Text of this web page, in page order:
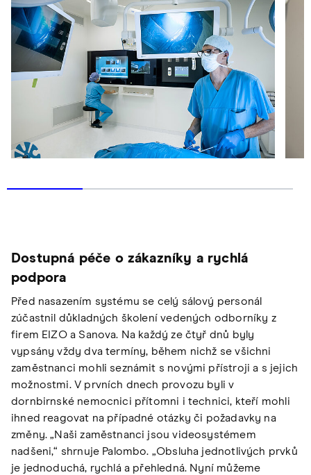
Dostupná péče o zákazníky a rychlá
podpora
Před nasazením systému se celý sálový personál
zúčastnil důkladných školení vedených odborníky z
firem EIZO a Sanova. Na každý ze čtyř dnů byly
vypsány vždy dva termíny, během nichž se všichni
zaměstnanci mohli seznámit s novými přístroji a s jejich
možnostmi. V prvních dnech provozu byli v
dornbirnské nemocnici přítomni i technici, kteří mohli
ihned reagovat na případné otázky či požadavky na
změny. „Naši zaměstnanci jsou videosystémem
nadšeni,“ shrnuje Palombo. „Obsluha jednotlivých prvků
je jednoduchá, rychlá a přehledná. Nyní můžeme